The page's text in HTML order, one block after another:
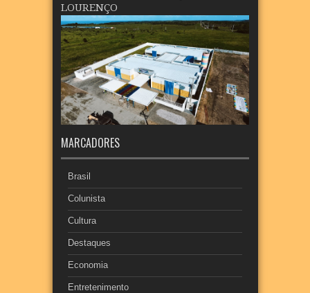
LOURENÇO
MARCADORES
Brasil
Colunista
Cultura
Destaques
Economia
Entretenimento